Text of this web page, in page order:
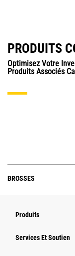
PRODUITS
Optimisez Votre
Produits Associés
BROSSES
Produits
Services Et Soutien